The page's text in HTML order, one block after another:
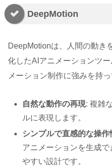
DeepMotion
DeepMotionは、人間の動き
化したAIアニメーションツ
メーション制作に強みを持っ
自然な動作の再現: 複雑
ルに表現します。
シンプルで直感的な操作
アニメーションを生成
やすい設計です。